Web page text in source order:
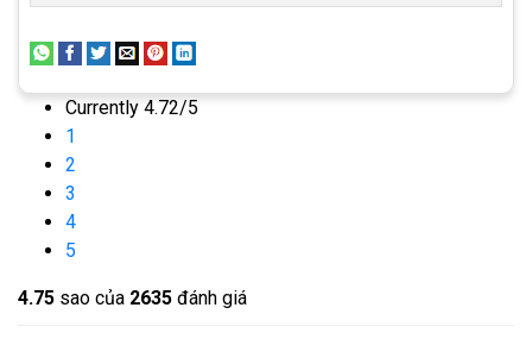
Currently 4.72/5
1
2
3
4
5
4.75 sao của 2635 đánh giá